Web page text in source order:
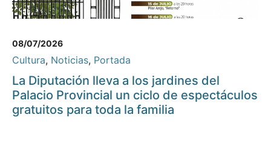
08/07/2026
Cultura, Noticias, Portada
La Diputación lleva a los jardines del
Palacio Provincial un ciclo de espectáculos
gratuitos para toda la familia